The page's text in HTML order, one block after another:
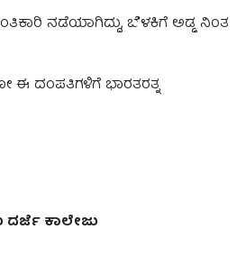
ನಡೆಯಾಗಿದ್ದು, ಬೆಳಕಿಗೆ ಅಡ್ಡ ನಿಂತ
ಈ ದಂಪತಿಗಳಿಗೆ ಭಾರತರತ್ನ
ದರ್ಜೆ ಕಾಲೇಜು